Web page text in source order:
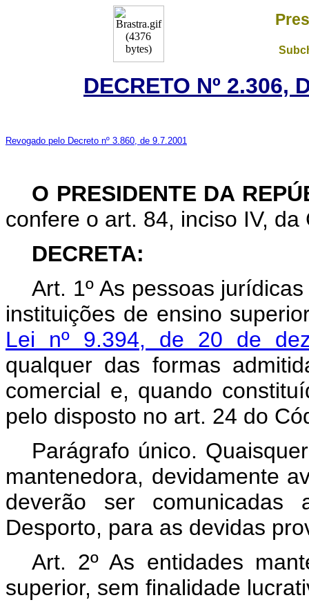
DECRETO Nº 2.306,
Revogado pelo Decreto nº 3.860, de 9.7.2001
O PRESIDENTE DA
confere o art. 84, inciso IV, da
DECRETA:
Art. 1º As pessoas
instituições de ensino
Lei nº 9.394, de 20 de
qualquer das formas
comercial e, quando
pelo disposto no art. 24 do
Parágrafo único.
mantenedora, devidamente
deverão ser
Desporto, para as devidas
Art. 2º As entidades
superior, sem finalidade